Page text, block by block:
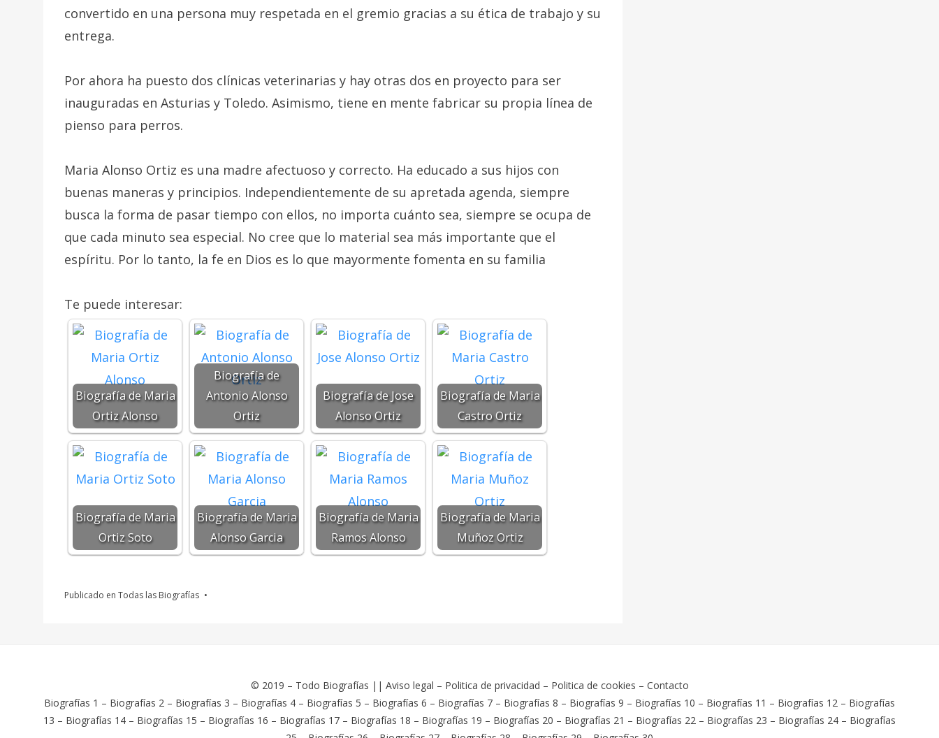
convertido en una persona muy respetada en el gremio gracias a su ética de trabajo y su
entrega.
Por ahora ha puesto dos clínicas veterinarias y hay otras dos en proyecto para ser
inauguradas en Asturias y Toledo. Asimismo, tiene en mente fabricar su propia línea de
pienso para perros.
Maria Alonso Ortiz es una madre afectuoso y correcto. Ha educado a sus hijos con
buenas maneras y principios. Independientemente de su apretada agenda, siempre
busca la forma de pasar tiempo con ellos, no importa cuánto sea, siempre se ocupa de
que cada minuto sea especial. No cree que lo material sea más importante que el
espíritu. Por lo tanto, la fe en Dios es lo que mayormente fomenta en su familia
Te puede interesar:
Biografía de Maria
Ortiz Alonso
Biografía de
Antonio Alonso
Ortiz
Biografía de Jose
Alonso Ortiz
Biografía de Maria
Castro Ortiz
Biografía de Maria
Ortiz Soto
Biografía de Maria
Alonso Garcia
Biografía de Maria
Ramos Alonso
Biografía de Maria
Muñoz Ortiz
Publicado en Todas las Biografías
© 2019 – Todo Biografías || Aviso legal – Politica de privacidad – Politica de cookies – Contacto
Biografías 1 – Biografías 2 – Biografías 3 – Biografías 4 – Biografías 5 – Biografías 6 – Biografías 7 – Biografías 8 – Biografías 9 – Biografías 10 – Biografías 11 – Biografías 12 – Biografías
13 – Biografías 14 – Biografías 15 – Biografías 16 – Biografías 17 – Biografías 18 – Biografías 19 – Biografías 20 – Biografías 21 – Biografías 22 – Biografías 23 – Biografías 24 – Biografías